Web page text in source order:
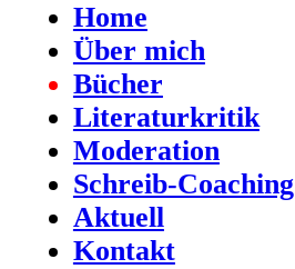
Home
Über mich
Bücher
Literaturkritik
Moderation
Schreib-Coaching
Aktuell
Kontakt